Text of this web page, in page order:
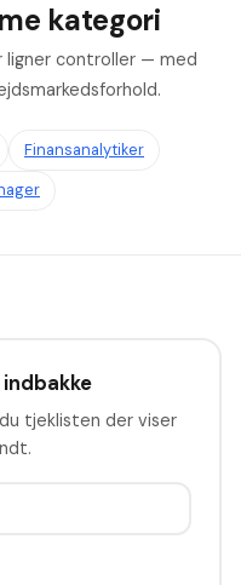
kategori
ligner controller — med
Finansanalytiker
tjeklisten der viser